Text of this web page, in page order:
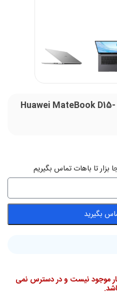
لپ تاپ هوآوی 15 اینچ مدل Huawei MateBook D15-
بزار تا باهات تماس بگیریم
بگیرید
موجود نیست و در دسترس نمی